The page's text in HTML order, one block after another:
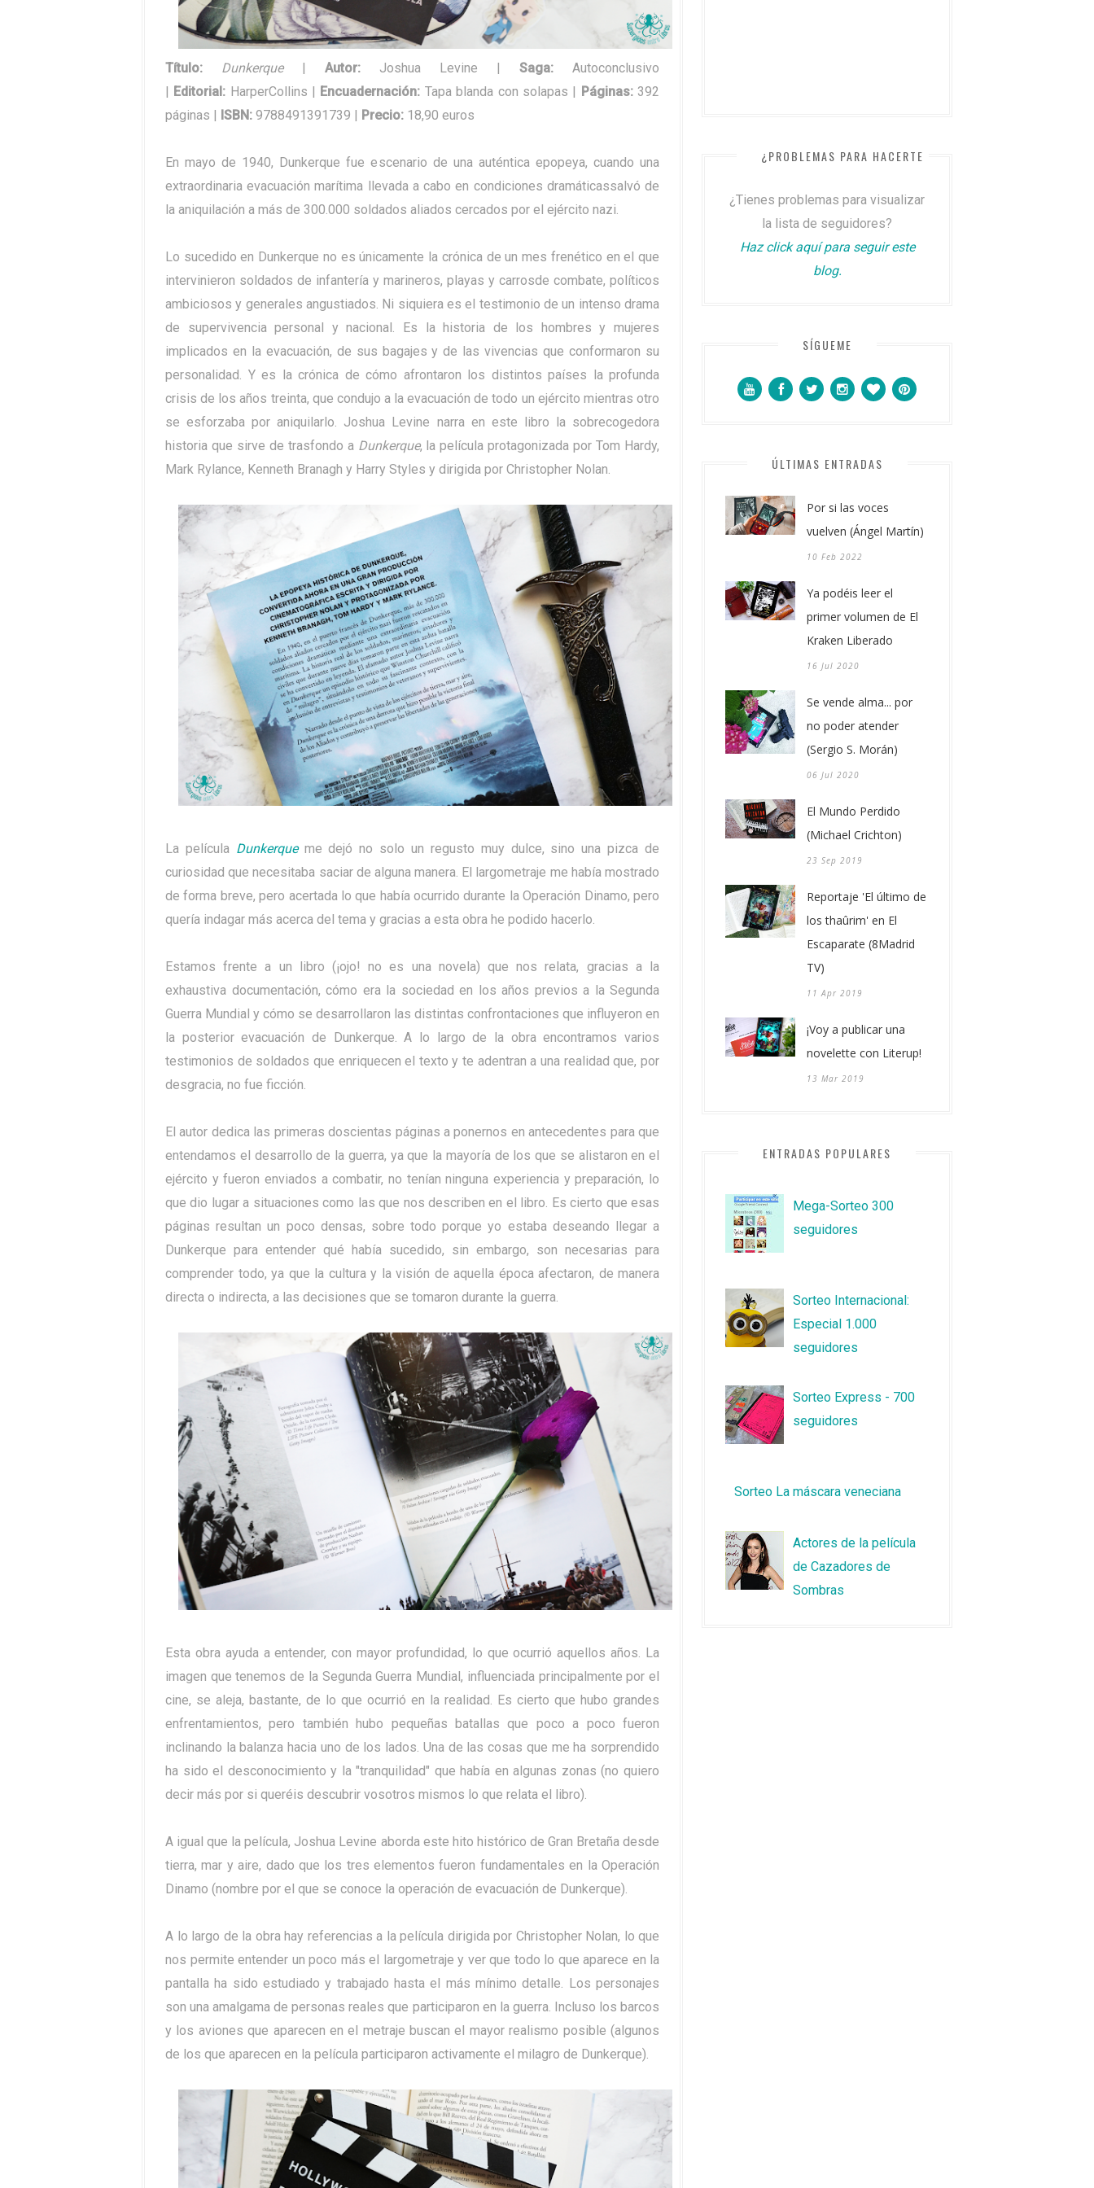
Título: Dunkerque | Autor: Joshua Levine | Saga: Autoconclusivo
| Editorial: HarperCollins | Encuadernación: Tapa blanda con solapas | Páginas:392
páginas | ISBN: 9788491391739 | Precio: 18,90 euros
En mayo de 1940, Dunkerque fue escenario de una auténtica epopeya, cuando una
extraordinaria evacuación marítima llevada a cabo en condiciones dramáticassalvó de
la aniquilación a más de 300.000 soldados aliados cercados por el ejército nazi.
Lo sucedido en Dunkerque no es únicamente la crónica de un mes frenético en el que
intervinieron soldados de infantería y marineros, playas y carrosde combate, políticos
ambiciosos y generales angustiados. Ni siquiera es el testimonio de un intenso drama
de supervivencia personal y nacional. Es la historia de los hombres y mujeres
implicados en la evacuación, de sus bagajes y de las vivencias que conformaron su
personalidad. Y es la crónica de cómo afrontaron los distintos países la profunda
crisis de los años treinta, que condujo a la evacuación de todo un ejército mientras otro
se esforzaba por aniquilarlo. Joshua Levine narra en este libro la sobrecogedora
historia que sirve de trasfondo a Dunkerque, la película protagonizada por Tom Hardy,
Mark Rylance, Kenneth Branagh y Harry Styles y dirigida por Christopher Nolan.
La película Dunkerqueme dejó no solo un regusto muy dulce, sino una pizca de
curiosidad que necesitaba saciar de alguna manera. El largometraje me había mostrado
de forma breve, pero acertada lo que había ocurrido durante la Operación Dinamo, pero
quería indagar más acerca del tema y gracias a esta obra he podido hacerlo.
Estamos frente a un libro (¡ojo! no es una novela) que nos relata, gracias a la
exhaustiva documentación, cómo era la sociedad en los años previos a la Segunda
Guerra Mundial y cómo se desarrollaron las distintas confrontaciones que influyeron en
la posterior evacuación de Dunkerque. A lo largo de la obra encontramos varios
testimonios de soldados que enriquecen el texto y te adentran a una realidad que, por
desgracia, no fue ficción.
El autor dedica las primeras doscientas páginas a ponernos en antecedentes para que
entendamos el desarrollo de la guerra, ya que la mayoría de los que se alistaron en el
ejército y fueron enviados a combatir, no tenían ninguna experiencia y preparación, lo
que dio lugar a situaciones como las que nos describen en el libro. Es cierto que esas
páginas resultan un poco densas, sobre todo porque yo estaba deseando llegar a
Dunkerque para entender qué había sucedido, sin embargo, son necesarias para
comprender todo, ya que la cultura y la visión de aquella época afectaron, de manera
directa o indirecta, a las decisiones que se tomaron durante la guerra.
Esta obra ayuda a entender, con mayor profundidad, lo que ocurrió aquellos años. La
imagen que tenemos de la Segunda Guerra Mundial, influenciada principalmente por el
cine, se aleja, bastante, de lo que ocurrió en la realidad. Es cierto que hubo grandes
enfrentamientos, pero también hubo pequeñas batallas que poco a poco fueron
inclinando la balanza hacia uno de los lados. Una de las cosas que me ha sorprendido
ha sido el desconocimiento y la "tranquilidad" que había en algunas zonas (no quiero
decir más por si queréis descubrir vosotros mismos lo que relata el libro).
A igual que la película, Joshua Levine aborda este hito histórico de Gran Bretaña desde
tierra, mar y aire, dado que los tres elementos fueron fundamentales en la Operación
Dinamo (nombre por el que se conoce la operación de evacuación de Dunkerque).
A lo largo de la obra hay referencias a la película dirigida por Christopher Nolan, lo que
nos permite entender un poco más el largometraje y ver que todo lo que aparece en la
pantalla ha sido estudiado y trabajado hasta el más mínimo detalle. Los personajes
son una amalgama de personas reales que participaron en la guerra. Incluso los barcos
y los aviones que aparecen en el metraje buscan el mayor realismo posible (algunos
de los que aparecen en la película participaron activamente el milagro de Dunkerque).
¿PROBLEMAS PARA HACERTE SEGUIDOR?
¿Tienes problemas para visualizar
la lista de seguidores?
Haz click aquí para seguir este
blog.
SÍGUEME
ÚLTIMAS ENTRADAS
Por si las voces
vuelven (Ángel Martín)
10 Feb 2022
Ya podéis leer el
primer volumen de El
Kraken Liberado
16 Jul 2020
Se vende alma... por
no poder atender
(Sergio S. Morán)
06 Jul 2020
El Mundo Perdido
(Michael Crichton)
23 Sep 2019
Reportaje 'El último de
los thaûrim' en El
Escaparate (8Madrid
TV)
11 Apr 2019
¡Voy a publicar una
novelette con Literup!
13 Mar 2019
ENTRADAS POPULARES
Mega-Sorteo 300
seguidores
Sorteo Internacional:
Especial 1.000
seguidores
Sorteo Express - 700
seguidores
Sorteo La máscara veneciana
Actores de la película
de Cazadores de
Sombras